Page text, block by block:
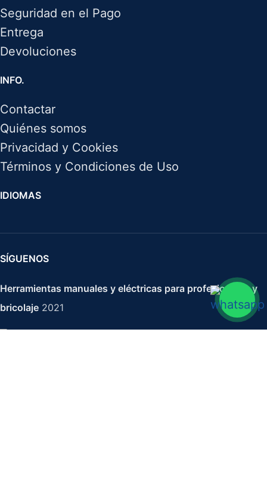
Seguridad en el Pago
Entrega
Devoluciones
INFO.
Contactar
Quiénes somos
Privacidad y Cookies
Términos y Condiciones de Uso
IDIOMAS
SÍGUENOS
Herramientas manuales y eléctricas para profesionales y
bricolaje 2021